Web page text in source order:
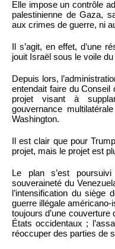
Elle impose un contrôle
palestinienne de Gaza,
aux crimes de guerre, ni
Il s’agit, en effet, d’une
jouit Israël sous le voile
Depuis lors,
entendait faire du Conseil
projet visant à
gouvernance
Washington.
Il est clair que pour
projet, mais le projet est
Le plan s’est
souveraineté du
l’intensification du siège
guerre illégale américano-
toujours d’une
États occidentaux ;
réoccuper des parties de